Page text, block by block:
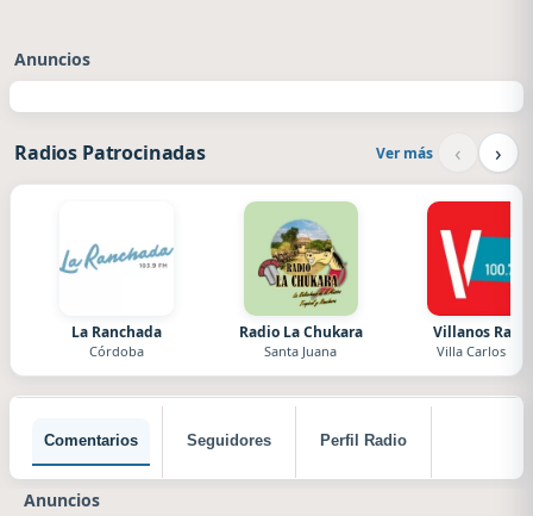
Anuncios
Radios Patrocinadas Ver más ‹ ›
La Ranchada
Córdoba
Radio La Chukara
Santa Juana
Villanos
Villa Carlos Paz
Comentarios Seguidores Perfil Radio
Anuncios